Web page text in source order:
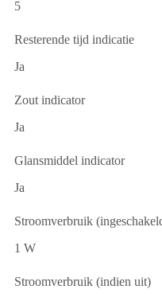
5
Resterende tijd indicatie
Ja
Zout indicator
Ja
Glansmiddel indicator
Ja
Stroomverbruik
1 W
Stroomverbruik (indien uit)